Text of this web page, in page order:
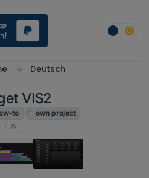
Deutsch
VIS2
to
own project